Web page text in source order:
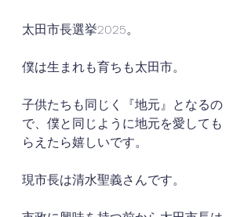
太田市長選挙2025。
僕は生まれも育ちも太田市。
子供たちも同じく『地元』となるの
で、僕と同じように地元を愛しても
らえたら嬉しいです。
現市長は清水聖義さんです。